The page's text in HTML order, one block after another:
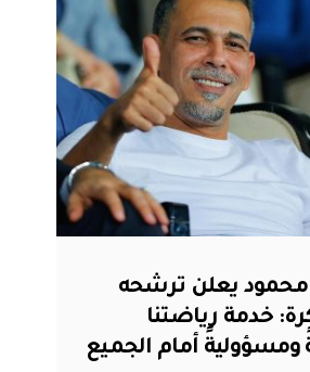
يعلن ترشحه
خدمة رياضتنا
ومسؤوليةً أمام الجميع